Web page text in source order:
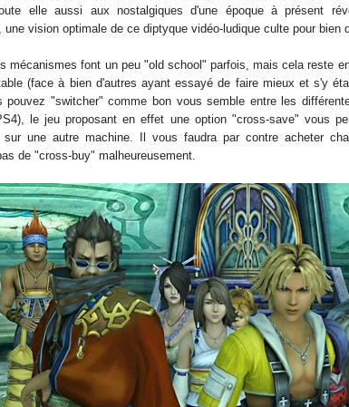
elle aussi aux nostalgiques d'une époque à présent
une vision optimale de ce diptyque vidéo-ludique culte pour bien
mécanismes font un peu "old school" parfois, mais cela reste
(face à bien d'autres ayant essayé de faire mieux et s'y
pouvez "switcher" comme bon vous semble entre les
le jeu proposant en effet une option "cross-save" vous
sur une autre machine. Il vous faudra par contre acheter
de "cross-buy" malheureusement.